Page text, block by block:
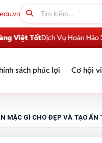
TốtDịch Vụ Hoàn Hảo 2016
sách phúc lợi Cơ hội
MẶC GÌ CHO ĐẸP VÀ TẠO ẤN